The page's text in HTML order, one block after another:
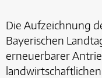
Die Aufzeichnung
Bayerischen
erneuerbarer